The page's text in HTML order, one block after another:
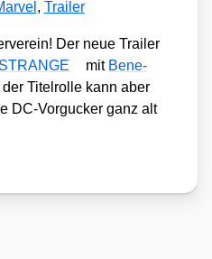
, Trailer
Der neue Trai­ler
mit Bene­
der Titel­rol­le kann aber
DC-Vor­gu­cker ganz alt